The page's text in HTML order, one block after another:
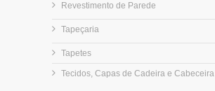
Revestimento de Parede
Tapeçaria
Tapetes
Tecidos, Capas de Cadeira e Cabeceira